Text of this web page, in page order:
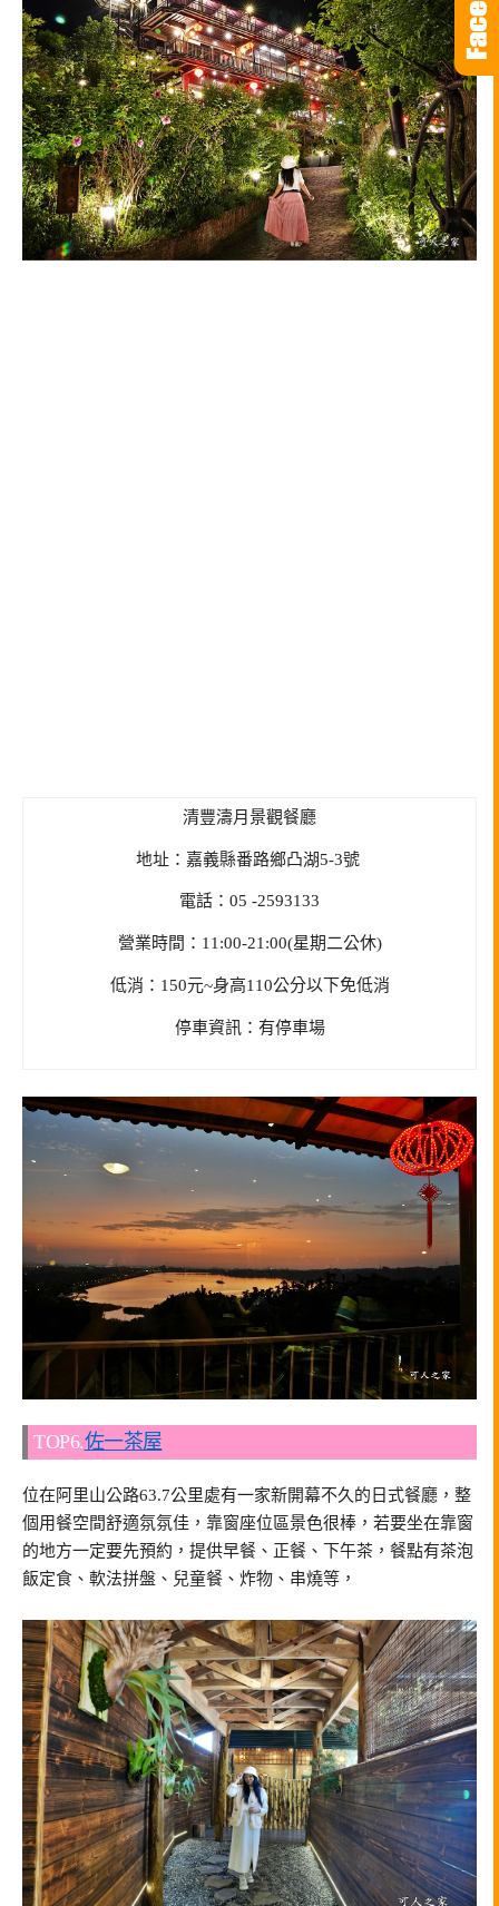
清豐濤月景觀餐廳
地址：嘉義縣番路鄉凸湖5-3號
電話：05 -2593133
營業時間：11:00-21:00(星期二公休)
低消：150元~身高110公分以下免低消
停車資訊：有停車場
TOP6.佐一茶屋
位在阿里山公路63.7公里處有一家新開幕不久的日式餐廳，整
個用餐空間舒適氛氛佳，靠窗座位區景色很棒，若要坐在靠窗
的地方一定要先預約，提供早餐、正餐、下午茶，餐點有茶泡
飯定食、軟法拼盤、兒童餐、炸物、串燒等，